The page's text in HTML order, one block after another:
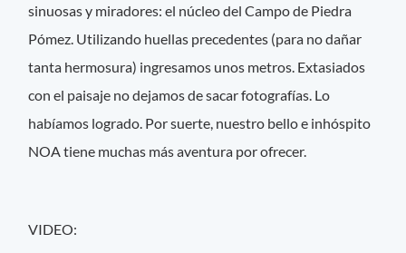
sinuosas y miradores: el núcleo del Campo de Piedra
Pómez. Utilizando huellas precedentes (para no dañar
tanta hermosura) ingresamos unos metros. Extasiados
con el paisaje no dejamos de sacar fotografías. Lo
habíamos logrado. Por suerte, nuestro bello e inhóspito
NOA tiene muchas más aventura por ofrecer.
VIDEO: